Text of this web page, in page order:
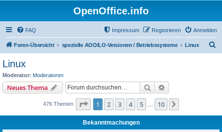
OpenOffice.info
FAQ Anmelden
Registrieren
Impressum
Foren-Übersicht spezielle AOO/LO-Versionen / Betriebssysteme Linux
Linux
Moderator: Moderatoren
Neues Thema Suche
476 Themen Seite 1von 10
1 2 3 4 5 10
Bekanntmachungen